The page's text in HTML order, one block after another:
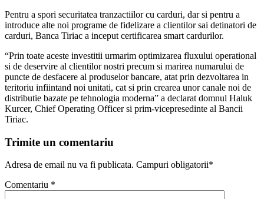
Pentru a spori securitatea tranzactiilor cu carduri, dar si pentru a
introduce alte noi programe de fidelizare a clientilor sai detinatori de
carduri, Banca Tiriac a inceput certificarea smart cardurilor.
“Prin toate aceste investitii urmarim optimizarea fluxului operational
si de deservire al clientilor nostri precum si marirea numarului de
puncte de desfacere al produselor bancare, atat prin dezvoltarea in
teritoriu infiintand noi unitati, cat si prin crearea unor canale noi de
distributie bazate pe tehnologia moderna” a declarat domnul Haluk
Kurcer, Chief Operating Officer si prim-vicepresedinte al Bancii
Tiriac.
Trimite un comentariu
Adresa de email nu va fi publicata. Campuri obligatorii*
Comentariu *